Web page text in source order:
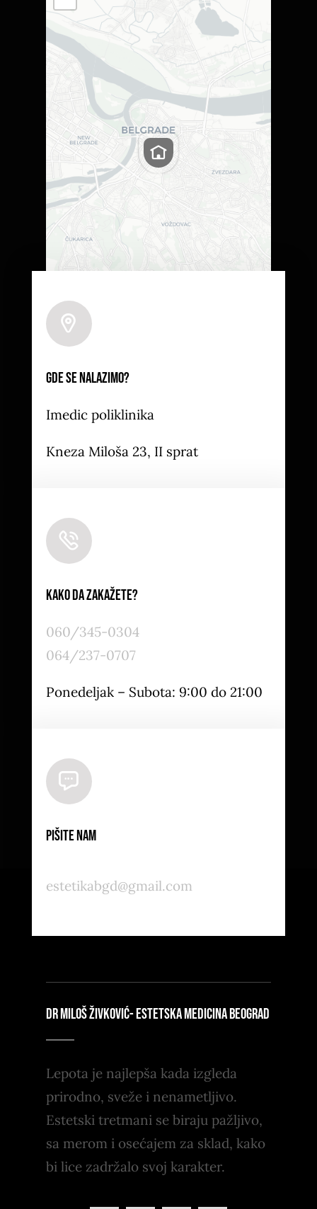
Leaflet |Map tiles by
by
OpenStreetMap
Gde se nalazimo?
Imedic poliklinika
Kneza Miloša 23, II sprat
Kako da zakažete?
060/345-0304
064/237-0707
Ponedeljak – Subota: 9:00 do 21:00
Pišite nam
estetikabgd@gmail.com
DR MILOŠ ŽIVKOVIĆ- ESTETSKA MEDICINA BEOGRAD
Lepota je najlepša kada izgleda
prirodno, sveže i nenametljivo.
Estetski tretmani se biraju pažljivo,
sa merom i osećajem za sklad, kako
bi lice zadržalo svoj karakter.